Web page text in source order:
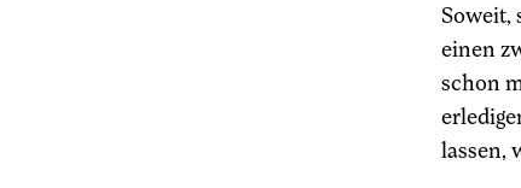
Soweit,
einen
schon
lassen,